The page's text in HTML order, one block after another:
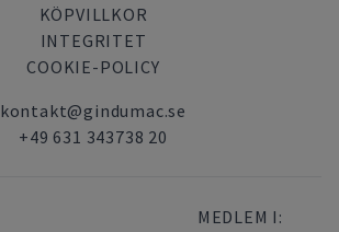
KÖPVILLKOR
INTEGRITET
COOKIE-POLICY
kontakt@gindumac.se
+49 631 343738 20
MEDLEM I: